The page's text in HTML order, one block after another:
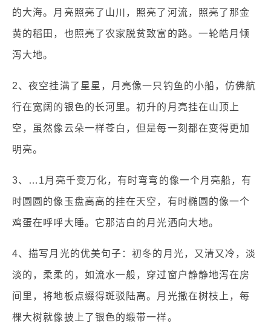
的大海。月亮照亮了山川，照亮了河流，照亮了那金
黄的稻田，也照亮了农家脱贫致富的路。一轮皓月倾
泻大地。
2、夜空挂满了星星，月亮像一只钓鱼的小船，仿佛航
行在宽阔的银色的长河里。初升的月亮挂在山顶上
空，虽然像云朵一样苍白，但是每一刻都在变得更加
明亮。
3、…1月亮千变万化，有时弯弯的像一个月亮船，有
时圆圆的像玉盘高高的挂在天空，有时椭圆的像一个
鸡蛋在呼呼大睡。它那洁白的月光洒向大地。
4、描写月光的优美句子：初冬的月光，又清又冷，淡
淡的，柔柔的，如流水一般，穿过窗户静静地泻在房
间里，将地板点缀得斑驳陆离。月光撒在树枝上，每
棵大树就像披上了银色的缎带一样。